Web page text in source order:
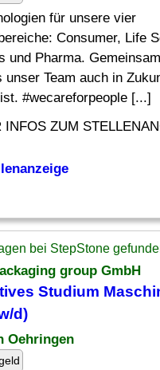
für unsere vier
Consumer, Life
und Pharma.
unser Team auch in
#wecareforpeople [...]
INFOS ZUM
bei StepStone
group GmbH
Studium
d)
Oehringen